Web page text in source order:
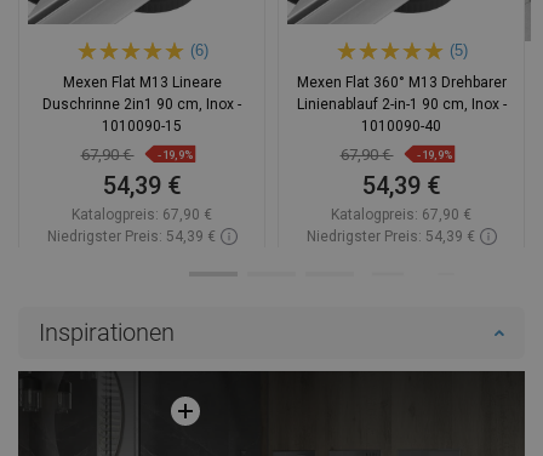
(6)
Mexen Flat M13 Lineare
Duschrinne 2in1 90 cm, Inox -
1010090-15
67,90 € -19,9%
54,39 €
Katalogpreis: 67,90 €
Niedrigster Preis: 54,39 €
(5)
Mexen Flat 360° M13 Drehbarer
Linienablauf 2-in-1 90 cm, Inox -
1010090-40
67,90 € -19,9%
54,39 €
Katalogpreis: 67,90 €
Niedrigster Preis: 54,39 €
Inspirationen